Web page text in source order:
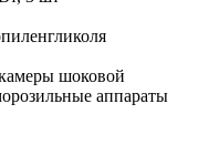
шоковой
аппараты